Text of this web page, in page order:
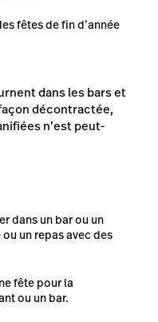
fêtes de fin d’année
dans les bars et
décontractée,
n’est peut-
dans un bar ou un
un repas avec des
fête pour la
ou un bar.